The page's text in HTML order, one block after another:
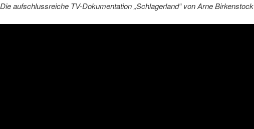
Die aufschlussreiche TV-Dokumentation „Schlagerland“ von Arne Birkenstock